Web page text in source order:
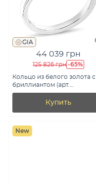
GIA
44 039 грн
125 826 грн -65%
Кольцо из белого золота с
бриллиантом (арт.
К011178030б)
Купить
New